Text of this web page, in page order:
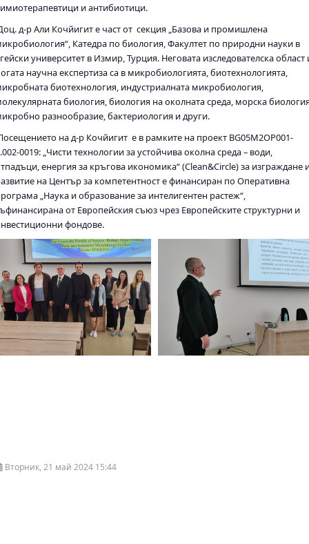
и антибиотици.
д-р Али Кочйигит е част от секция „Базова и промишлена
Катедра по биология, Факултет по природни науки в
университет в Измир, Турция. Неговата изследователска област
научна експертиза са в микробиологията, биотехнологията,
биотехнология, индустриалната микробиология,
биология, биология на околната среда, морска
разнообразие, бактериология и други.
на д-р Кочйигит е в рамките на проект BG05M2OP001-
0019: „Чисти технологии за устойчива околна среда – води,
енергия за кръгова икономика“ (Clean&Circle) за изграждане
на Център за компетентност е финансиран по Оперативна
„Наука и образование за интелигентен растеж“,
от Европейския съюз чрез Европейските структурни и
фондове.
Вторник, 21 май 2024 15:44